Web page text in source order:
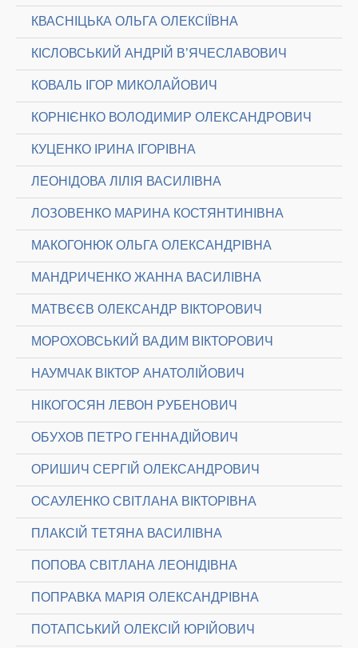
КВАСНІЦЬКА ОЛЬГА ОЛЕКСІЇВНА
КІСЛОВСЬКИЙ АНДРІЙ В’ЯЧЕСЛАВОВИЧ
КОВАЛЬ ІГОР МИКОЛАЙОВИЧ
КОРНІЄНКО ВОЛОДИМИР ОЛЕКСАНДРОВИЧ
КУЦЕНКО ІРИНА ІГОРІВНА
ЛЕОНІДОВА ЛІЛІЯ ВАСИЛІВНА
ЛОЗОВЕНКО МАРИНА КОСТЯНТИНІВНА
МАКОГОНЮК ОЛЬГА ОЛЕКСАНДРІВНА
МАНДРИЧЕНКО ЖАННА ВАСИЛІВНА
МАТВЄЄВ ОЛЕКСАНДР ВІКТОРОВИЧ
МОРОХОВСЬКИЙ ВАДИМ ВІКТОРОВИЧ
НАУМЧАК ВІКТОР АНАТОЛІЙОВИЧ
НІКОГОСЯН ЛЕВОН РУБЕНОВИЧ
ОБУХОВ ПЕТРО ГЕННАДІЙОВИЧ
ОРИШИЧ СЕРГІЙ ОЛЕКСАНДРОВИЧ
ОСАУЛЕНКО СВІТЛАНА ВІКТОРІВНА
ПЛАКСІЙ ТЕТЯНА ВАСИЛІВНА
ПОПОВА СВІТЛАНА ЛЕОНІДІВНА
ПОПРАВКА МАРІЯ ОЛЕКСАНДРІВНА
ПОТАПСЬКИЙ ОЛЕКСІЙ ЮРІЙОВИЧ